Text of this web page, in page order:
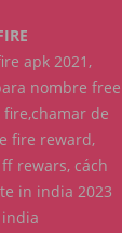
apk 2021,
nombre free
de
fire reward,
rewars, cách
in india 2023